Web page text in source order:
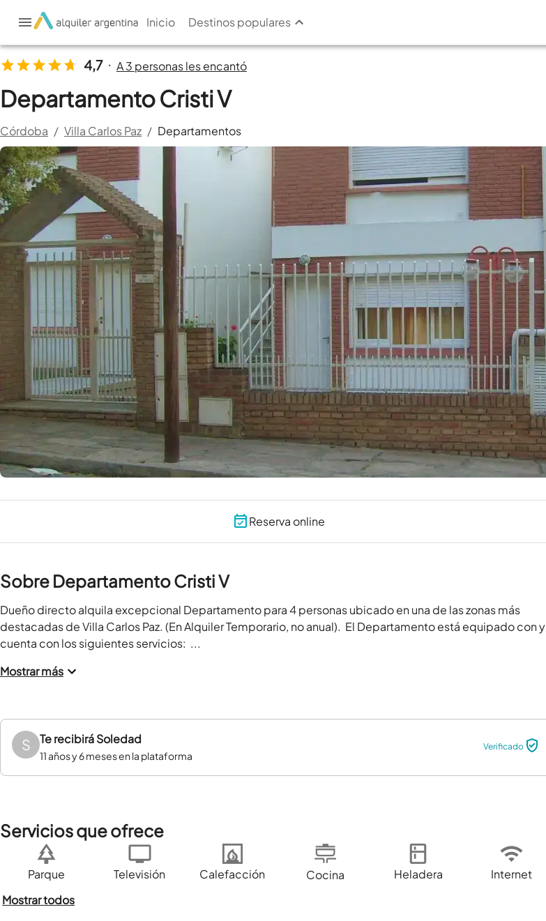
Inicio Destinos populares
4,7 • A 3 personas les encantó
Departamento Cristi V
Córdoba / Villa Carlos Paz / Departamentos
Reserva online
Sobre Departamento Cristi V
Dueño directo alquila excepcional Departamento para 4 personas ubicado en una de las zonas más
destacadas de Villa Carlos Paz. (En Alquiler Temporario, no anual).  El Departamento está equipado con y
cuenta con los siguientes servicios:  ...
Mostrar más
S Te recibiráSoledad
11 años y 6 meses en la plataforma
Verificado
Servicios que ofrece
Parque Televisión Calefacción Cocina Heladera
Internet
Mostrar todos